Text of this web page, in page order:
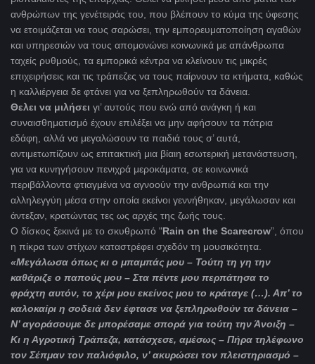
ανθρώπων της γενέτειράς του, που βλέπουν το κύμα της ύφεσης
να ετοιμάζεται να τους σαρώσει, την εμπορευματοποίηση αγαθών
και υπηρεσιών να τους απομονώνει κοινωνικά με απάνθρωπα
ταχείς ρυθμούς, τα εμπορικά κέντρα να κλείνουν τις μικρές
επιχειρήσεις και τις τράπεζες να τους παίρνουν τα κτήματα, καθώς
η καλλιέργεια δε φτάνει για να ξεπληρωθούν τα δάνεια.
Θελει να μιλήσει γι’ αυτούς που ενώ από ανάγκη ή και
συναισθηματισμό έχουν επιλέξει να μην αφήσουν τα πάτρια
εδάφη, αλλά να μεγαλώσουν τα παιδιά τους σ’ αυτά,
αντιμετωπίζουν ως επιτακτική μια βίαιη εσωτερική μετανάστευση,
για να κυνηγήσουν πενιχρά μεροκάματα, σε κοινωνικά
περιβάλλοντα φτιαγμένα να αγνοούν την ανθρωπιά και την
αλληλεγγύη μέσα στην οποία εκείνοι γεννήθηκαν, μεγάλωσαν και
άντεξαν, κρατώντας τες ως αρχές της ζωής τους.
Ο δίσκος ξεκινά με το σκυθρωπό "Rain on the Scarecrow”, όπου
η πίκρα των στίχων καταστρέφει σχεδόν τη μουσικότητα.
«Μεγάλωσα όπως κι ο μπαμπάς μου – Τούτη τη γη την
καθάριζε ο παπούς μου – Στα πέντε μου περπάτησα το
φράχτη αυτόν, το χέρι μου εκείνος μου το κράταγε (…). Απ’ το
καλοκαίρι η σοδειά δεν έφτασε να ξεπληρωθούν τα δάνεια –
Ν’ αγοράσουμε δε μπορέσαμε σπορά για τούτη την Άνοιξη –
Κι η Αγροτική Τράπεζα, κατάσχεσε, αμέσως – Πήρα τηλέφωνο
τον Σέπμαν τον παλιόφιλο, ν’ ακυρώσει τον πλειστηριασμό –